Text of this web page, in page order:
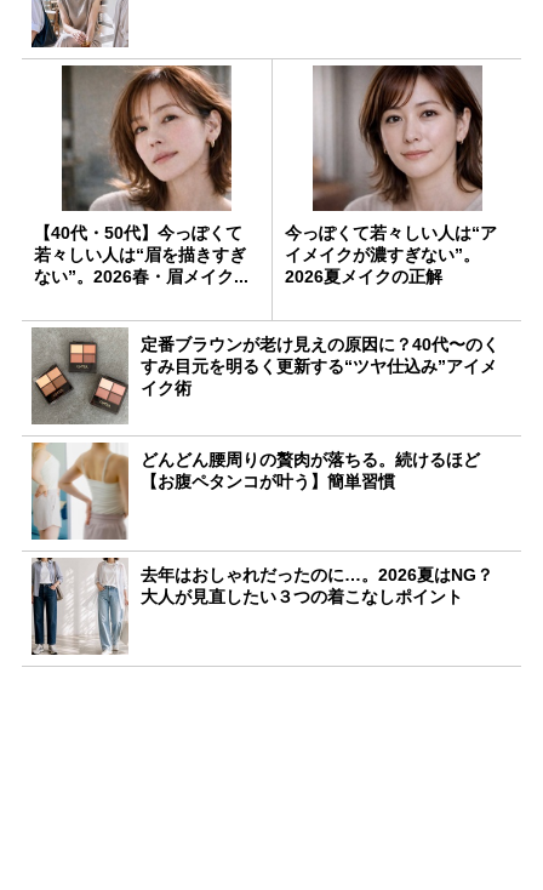
【40代・50代】今っぽくて
若々しい人は“眉を描きすぎ
ない”。2026春・眉メイク...
今っぽくて若々しい人は“ア
イメイクが濃すぎない”。
2026夏メイクの正解
定番ブラウンが老け見えの原因に？40代〜のく
すみ目元を明るく更新する“ツヤ仕込み”アイメ
イク術
どんどん腰周りの贅肉が落ちる。続けるほど
【お腹ペタンコが叶う】簡単習慣
去年はおしゃれだったのに…。2026夏はNG？
大人が見直したい３つの着こなしポイント